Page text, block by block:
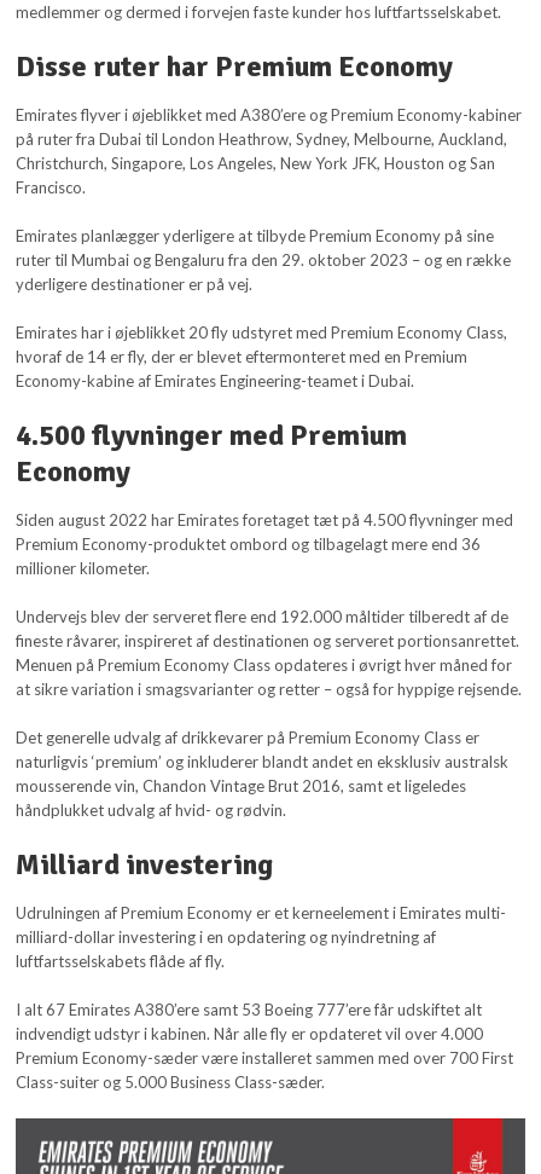
medlemmer og dermed i forvejen faste kunder hos luftfartsselskabet.
Disse ruter har Premium Economy
Emirates flyver i øjeblikket med A380’ere og Premium Economy-kabiner
på ruter fra Dubai til London Heathrow, Sydney, Melbourne, Auckland,
Christchurch, Singapore, Los Angeles, New York JFK, Houston og San
Francisco.
Emirates planlægger yderligere at tilbyde Premium Economy på sine
ruter til Mumbai og Bengaluru fra den 29. oktober 2023 – og en række
yderligere destinationer er på vej.
Emirates har i øjeblikket 20 fly udstyret med Premium Economy Class,
hvoraf de 14 er fly, der er blevet eftermonteret med en Premium
Economy-kabine af Emirates Engineering-teamet i Dubai.
4.500 flyvninger med Premium
Economy
Siden august 2022 har Emirates foretaget tæt på 4.500 flyvninger med
Premium Economy-produktet ombord og tilbagelagt mere end 36
millioner kilometer.
Undervejs blev der serveret flere end 192.000 måltider tilberedt af de
fineste råvarer, inspireret af destinationen og serveret portionsanrettet.
Menuen på Premium Economy Class opdateres i øvrigt hver måned for
at sikre variation i smagsvarianter og retter – også for hyppige rejsende.
Det generelle udvalg af drikkevarer på Premium Economy Class er
naturligvis ‘premium’ og inkluderer blandt andet en eksklusiv australsk
mousserende vin, Chandon Vintage Brut 2016, samt et ligeledes
håndplukket udvalg af hvid- og rødvin.
Milliard investering
Udrulningen af Premium Economy er et kerneelement i Emirates multi-
milliard-dollar investering i en opdatering og nyindretning af
luftfartsselskabets flåde af fly.
I alt 67 Emirates A380’ere samt 53 Boeing 777’ere får udskiftet alt
indvendigt udstyr i kabinen. Når alle fly er opdateret vil over 4.000
Premium Economy-sæder være installeret sammen med over 700 First
Class-suiter og 5.000 Business Class-sæder.